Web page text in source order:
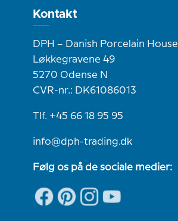
Kontakt
DPH – Danish Porcelain House
Løkkegravene 49
5270 Odense N
CVR-nr.: DK61086013
Tlf. +45 66 18 95 95
info@dph-trading.dk
Følg os på de sociale medier: